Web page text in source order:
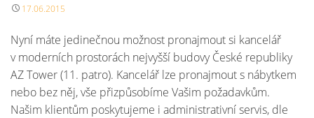
17.06.2015
Nyní máte jedinečnou možnost pronajmout si kancelář
v moderních prostorách nejvyšší budovy České republiky
AZ Tower (11. patro). Kancelář lze pronajmout s nábytkem
nebo bez něj, vše přizpůsobíme Vašim požadavkům.
Našim klientům poskytujeme i administrativní servis, dle